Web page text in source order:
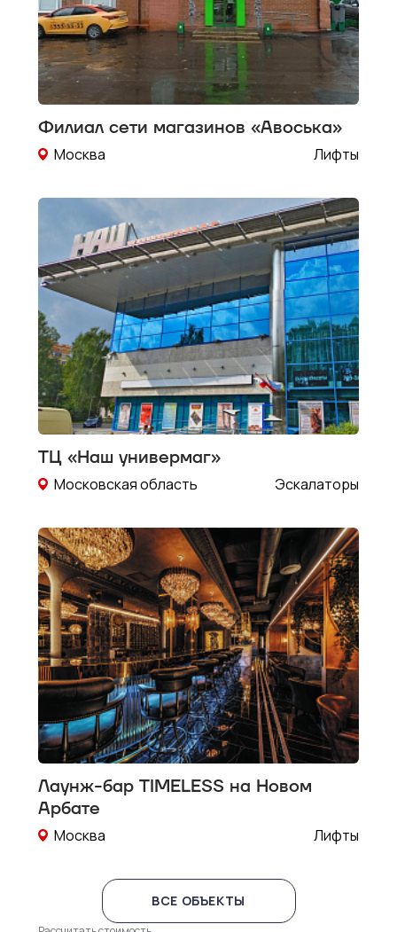
даете
согласие
на
обработку
своих
данных
политикой
Филиал сети магазинов «Авоська»
Москва Лифты
ТЦ «Наш универмаг»
Московская область Эскалаторы
Лаунж-бар TIMELESS на Новом
Арбате
Москва Лифты
ВСЕ ОБЪЕКТЫ